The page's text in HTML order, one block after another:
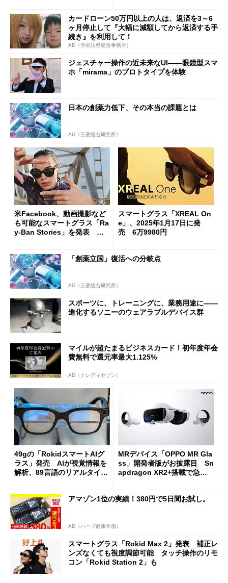
カードローン50万円以上の人は、返済を3～6
ヶ月停止して『大幅に減額してから返済する手
続き』を利用して！
AD（渋谷法務総合事務所）
ジェスチャー操作の近未来なUI――眼鏡型スマ
ホ「mirama」のプロトタイプを体験
日本の創薬力低下、その本当の課題とは
AD（三菱総合研究所）
米Facebook、動画撮影など
も可能なスマートグラス「Ra
y-Ban Stories」を発表 日
スマートグラス「XREAL On
e」、2025年1月17日に発
売 6万9980円
「創薬立国」復活への分岐点
AD（三菱総合研究所）
スポーツに、トレーニングに、業務用途に――
進化するソニーのウェアラブルデバイス群
マイルが超たまるビジネスカード！初年度年会
費無料で還元率最大1.125%
AD（クレディセゾン）
49gの「RokidスマートAIグ
ラス」発売 AIが視覚情報を
解析、89言語のリアルタイム
MRデバイス「OPPO MR Gla
ss」開発者版がお披露目 Sn
apdragon XR2+搭載で急速
アマゾン1位の実績！380円で5日間お試し。
AD（ハーブ健康本舗）
スマートグラス「Rokid Max 2」発表 補正レ
ンズなくても視度調節可能 タッチ操作のリモ
コン「Rokid Station 2」も